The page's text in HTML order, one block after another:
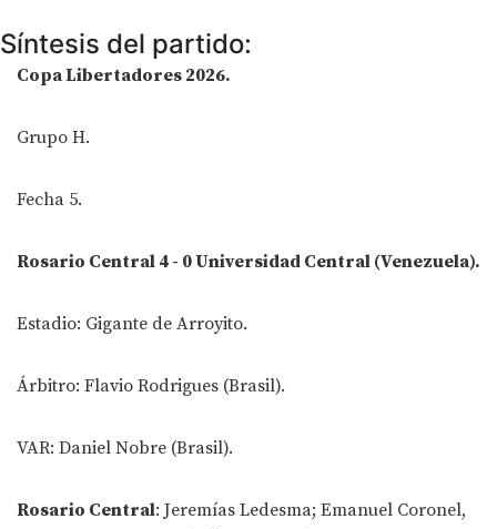
Síntesis del partido:
Copa Libertadores 2026.
Grupo H.
Fecha 5.
Rosario Central 4 - 0 Universidad Central (Venezuela).
Estadio: Gigante de Arroyito.
Árbitro: Flavio Rodrigues (Brasil).
VAR: Daniel Nobre (Brasil).
Rosario Central: Jeremías Ledesma; Emanuel Coronel,